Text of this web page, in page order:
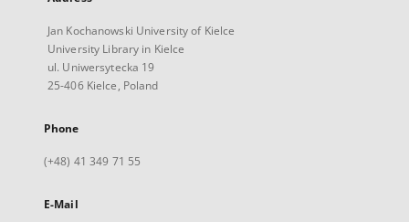
Jan Kochanowski University of Kielce
University Library in Kielce
ul. Uniwersytecka 19
25-406 Kielce, Poland
Phone
(+48) 41 349 71 55
E-Mail